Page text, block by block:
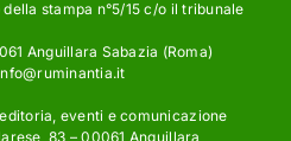
stampa n°5/15 c/o il tribunale
Anguillara Sabazia (Roma)
eventi e comunicazione
83 – 00061 Anguillara